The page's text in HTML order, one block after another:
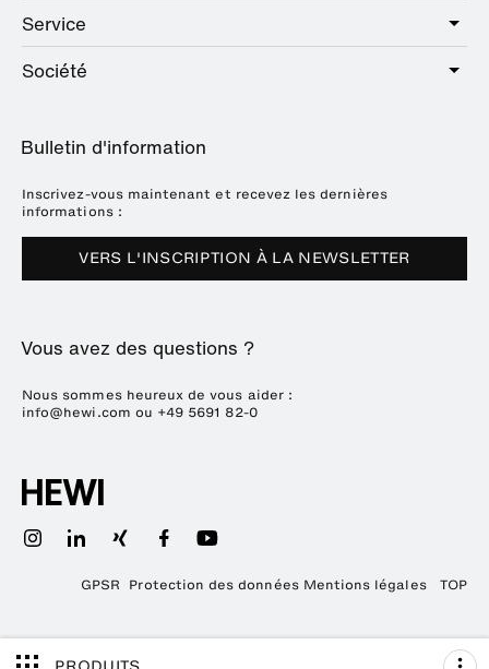
Public
Hotel
Sanitaire
Quincaillerie
Expositions
Service
Offre de services
Brochures et catalogues
Downloads
Société
Références
Presse
Dates des salons
Durabilité
Bulletin d'information
Inscrivez-vous maintenant et recevez les dernières
informations :
VERS L'INSCRIPTION À LA NEWSLETTER
Vous avez des questions ?
Nous sommes heureux de vous aider :
info@hewi.com ou +49 5691 82-0
TOP
GPSR Protection des données Mentions légales